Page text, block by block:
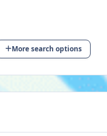
More search options